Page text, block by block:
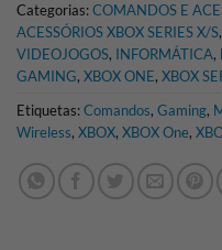
Categorias:COMANDOS E
ACESSÓRIOS XBOX SERIES X/S,
VIDEOJOGOS, INFORMÁTICA,
GAMING, XBOX ONE, XBOX
Etiquetas:Comandos, Gaming,
Wireless, XBOX, XBOX One,